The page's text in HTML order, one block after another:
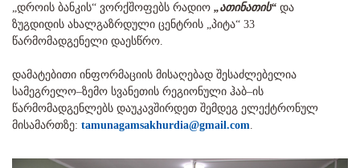
„დროის ბანკის“ ვორქშოფებს რადიო „ათინათის“ და
ზუგდიდის ახალგაზრდული ცენტრის „პიტა“ 33
წარმომადგენელი დაესწრო.
დამატებითი ინფორმაციის მისაღებად შესაძლებელია
სამეგრელო–ზემო სვანეთის რეგიონული ჰაბ–ის
წარმომადგენლებს დაუკავშირდეთ შემდეგ ელექტრონულ
მისამართზე: tamunagamsakhurdia@gmail.com